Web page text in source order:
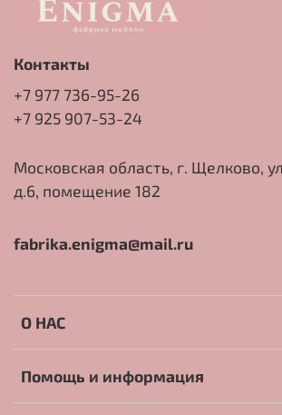
О НАС
Помощь и информация
Контакты
+7 977 736-95-26
+7 925 907-53-24
Московская область, г. Щелково,
д.6, помещение 182
fabrika.enigma@mail.ru